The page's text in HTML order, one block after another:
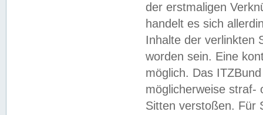
der erstmaligen
handelt es sich
Inhalte der verlinkten
worden sein. Eine
möglich. Das
möglicherweise straf-
Sitten verstoßen. Für